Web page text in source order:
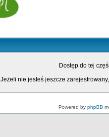
Dostęp do tej
Jeżeli nie jesteś jeszcze
Powered by phpBB